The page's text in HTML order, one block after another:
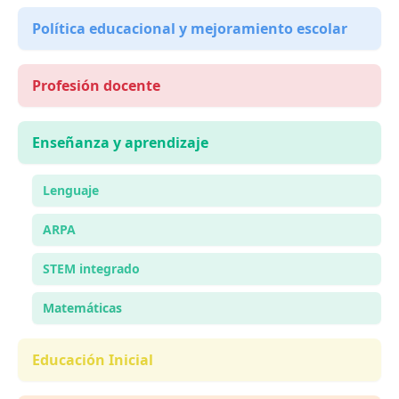
Política educacional y mejoramiento escolar
Profesión docente
Enseñanza y aprendizaje
Lenguaje
ARPA
STEM integrado
Matemáticas
Educación Inicial